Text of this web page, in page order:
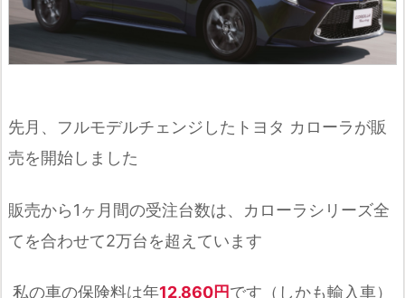
先月、フルモデルチェンジしたトヨタ カローラが販
売を開始しました
販売から1ヶ月間の受注台数は、カローラシリーズ全
てを合わせて2万台を超えています
私の車の保険料は年12,860円です（しかも輸入車）